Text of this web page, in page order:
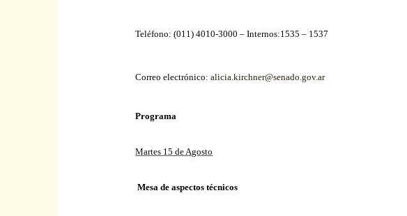
Teléfono: (011) 4010-3000 – Internos:1535 – 1537
Correo electrónico:alicia.kirchner@senado.gov.ar
Programa
Martes 15 de Agosto
Mesa de aspectos técnicos